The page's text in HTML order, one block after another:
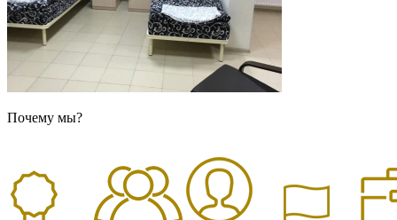
Почему мы?